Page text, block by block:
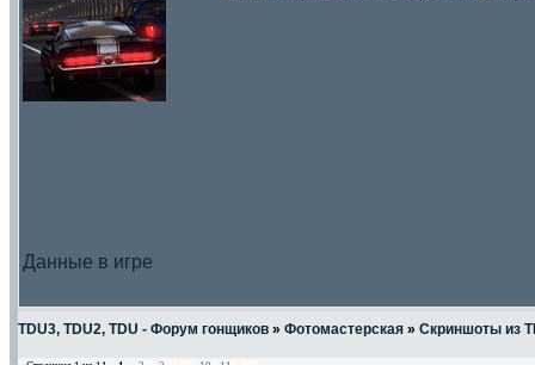
Данные в игре
TDU3, TDU2, TDU - Форум гонщиков » Фотомастерская » Скриншоты из